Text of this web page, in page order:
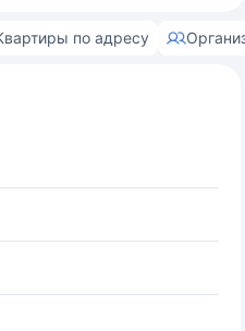
по адресу